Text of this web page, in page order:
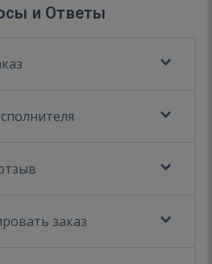
и Ответы
заказ